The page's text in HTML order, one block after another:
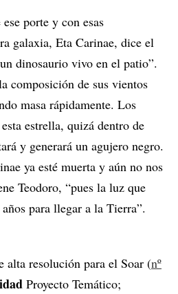
porte y con esas
galaxia, Eta Carinae, dice el
dinosaurio vivo en el patio”.
composición de sus vientos
masa rápidamente. Los
estrella, quizá dentro de
y generará un agujero negro.
ya esté muerta y aún no nos
Teodoro, “pues la luz que
para llegar a la Tierra”.
alta resolución para el Soar (nº
Proyecto Temático;